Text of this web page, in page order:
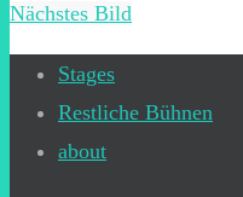
Nächstes Bild
Stages
Restliche Bühnen
about